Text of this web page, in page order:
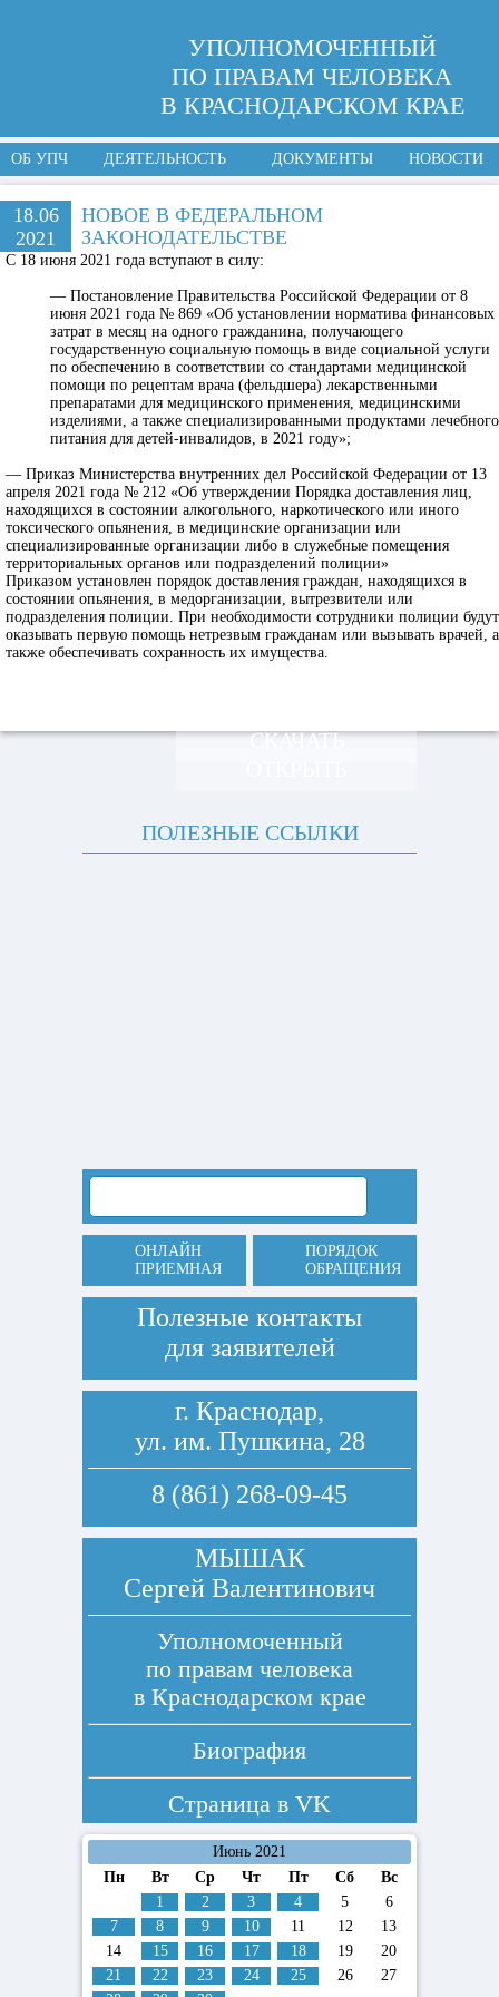
УПОЛНОМОЧЕННЫЙ
ПО ПРАВАМ ЧЕЛОВЕКА
В КРАСНОДАРСКОМ КРАЕ
ОБ УПЧ ДЕЯТЕЛЬНОСТЬ ДОКУМЕНТЫ НОВОСТИ
18.06
2021
НОВОЕ В ФЕДЕРАЛЬНОМ
ЗАКОНОДАТЕЛЬСТВЕ
C 18 июня 2021 года вступают в силу:
— Постановление Правительства Российской Федерации от 8
июня 2021 года № 869 «Об установлении норматива финансовых
затрат в месяц на одного гражданина, получающего
государственную социальную помощь в виде социальной услуги
по обеспечению в соответствии со стандартами медицинской
помощи по рецептам врача (фельдшера) лекарственными
препаратами для медицинского применения, медицинскими
изделиями, а также специализированными продуктами лечебного
питания для детей-инвалидов, в 2021 году»;
— Приказ Министерства внутренних дел Российской Федерации от 13
апреля 2021 года № 212 «Об утверждении Порядка доставления лиц,
находящихся в состоянии алкогольного, наркотического или иного
токсического опьянения, в медицинские организации или
специализированные организации либо в служебные помещения
территориальных органов или подразделений полиции»
Приказом установлен порядок доставления граждан, находящихся в
состоянии опьянения, в медорганизации, вытрезвители или
подразделения полиции. При необходимости сотрудники полиции будут
оказывать первую помощь нетрезвым гражданам или вызывать врачей, а
также обеспечивать сохранность их имущества.
СКАЧАТЬ
ПОЛЕЗНЫЕ ССЫЛКИ
ОНЛАЙН
ПРИЕМНАЯ
ПОРЯДОК
ОБРАЩЕНИЯ
Полезные контакты
для заявителей
г. Краснодар,
ул. им. Пушкина, 28
8 (861) 268-09-45
МЫШАК
Сергей Валентинович
Уполномоченный
по правам человека
в Краснодарском крае
Биография
Страница в VK
Июнь 2021
Пн
Вт Ср Чт Пт Сб
Вс
1
2 3 4 5
6
7
8 9 10 11 12
13
14
15 16 17 18 19
20
21
22 23 24 25 26
27